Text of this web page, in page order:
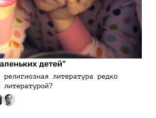
детей"
религиозная литература редко